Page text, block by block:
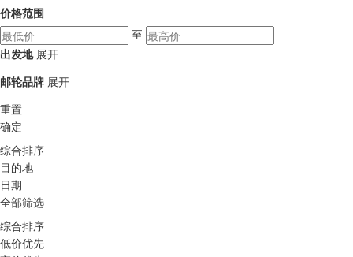
价格范围
至
出发地 展开
邮轮品牌 展开
重置
确定
综合排序
目的地
日期
全部筛选
综合排序
低价优先